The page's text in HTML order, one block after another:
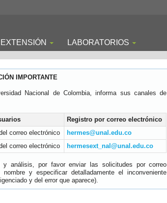
EXTENSIÓN LABORATORIOS
IMPORTANTE
Nacional de Colombia, informa sus canales de
Registro por correo electrónico
correo electrónico
hermes@unal.edu.co
correo electrónico hermesext_nal@unal.edu.co
y análisis, por favor enviar las solicitudes por correo
y especificar detalladamente el inconveniente
y del error que aparece).